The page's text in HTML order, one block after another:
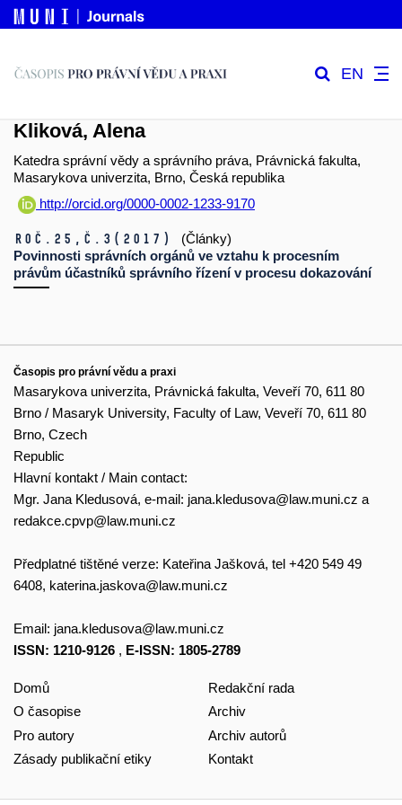
EN
Kliková, Alena
Katedra správní vědy a správního práva, Právnická fakulta,
Masarykova univerzita, Brno, Česká republika
http://orcid.org/0000-0002-1233-9170
Roč.25, č.3 (2017)
(Články)
Povinnosti správních orgánů ve vztahu k procesním
právům účastníků správního řízení v procesu dokazování
Časopis pro právní vědu a praxi
Masarykova univerzita, Právnická fakulta, Veveří 70, 611 80
Brno / Masaryk University, Faculty of Law, Veveří 70, 611 80
Brno, Czech
Republic
Hlavní kontakt / Main contact:
Mgr. Jana Kledusová, e-mail: jana.kledusova@law.muni.cz a
redakce.cpvp@law.muni.cz
Předplatné tištěné verze: Kateřina Jašková, tel +420 549 49
6408, katerina.jaskova@law.muni.cz
Email: jana.kledusova@law.muni.cz
ISSN: 1210-9126 , E-ISSN: 1805-2789
Domů
O časopise
Pro autory
Zásady publikační etiky
Redakční rada
Archiv
Archiv autorů
Kontakt